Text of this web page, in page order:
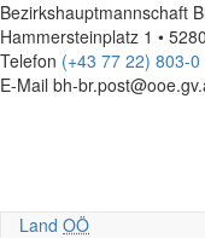
Bezirkshauptmannschaft
Hammersteinplatz 1 •
Telefon (+43 77 22) 803-0
E-Mail bh-
Land OÖ